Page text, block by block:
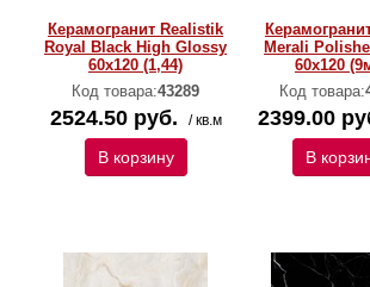
Керамогранит Realistik
Royal Black High Glossy
60х120 (1,44)
Код товара:43289
2524.50 руб. / кв.м
В корзину
Merali
60х120
Код товара:
2399.00
В